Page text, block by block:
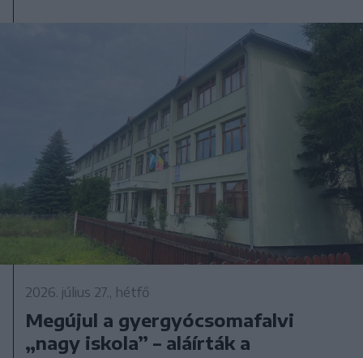
2026. július 27., hétfő
Megújul a gyergyócsomafalvi
„nagy iskola” – aláírták a